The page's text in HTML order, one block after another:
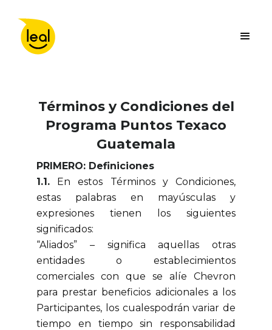
Términos y Condiciones del
Programa Puntos Texaco
Guatemala
PRIMERO: Definiciones
1.1. En estos Términos y Condiciones,
estas palabras en mayúsculas y
expresiones tienen los siguientes
significados:
“Aliados” – significa aquellas otras
entidades o establecimientos
comerciales con que se alíe Chevron
para prestar beneficios adicionales a los
Participantes, los cualespodrán variar de
tiempo en tiempo sin responsabilidad